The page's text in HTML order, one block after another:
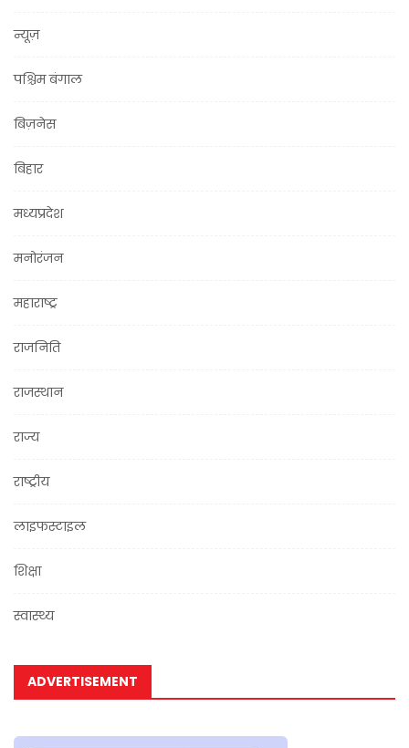
न्यूज़
पश्चिम बंगाल
बिज़नेस
बिहार
मध्यप्रदेश
मनोरंजन
महाराष्ट्र
राजनिति
राजस्थान
राज्य
राष्ट्रीय
लाइफस्टाइल
शिक्षा
स्वास्थ्य
ADVERTISEMENT